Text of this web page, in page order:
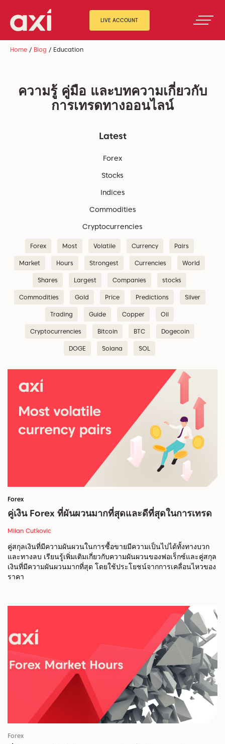
LIVE ACCOUNT
Home / Blog / Education
ความรู้ คู่มือ และบทความเกี่ยวกับ
การเทรดทางออนไลน์
Latest
Forex
Stocks
Indices
Commodities
Cryptocurrencies
Forex Most Volatile Currency Pairs
Market Hours Strongest Currencies World
Shares Largest Companies stocks
Commodities Gold Price Predictions Silver
Trading Guide Copper Oil
Cryptocurrencies Bitcoin BTC Dogecoin
DOGE Solana SOL
Forex
คู่เงิน Forex ที่ผันผวนมากที่สุดและดีที่สุดในการเทรด
Milan Cutkovic
คู่สกุลเงินที่มีความผันผวนในการซื้อขายมีความเป็นไปได้ทั้งทางบวก
และทางลบ เรียนรู้เพิ่มเติมเกี่ยวกับความผันผวนของฟอเร็กซ์และคู่สกุล
เงินที่มีความผันผวนมากที่สุด โดยใช้ประโยชน์จากการเคลื่อนไหวของ
ราคา
Forex